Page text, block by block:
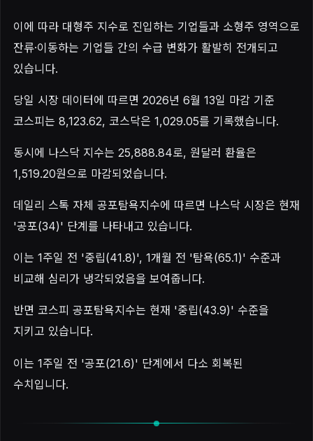
이에 따라 대형주 지수로 진입하는 기업들과 소형주 영역으로
잔류·이동하는 기업들 간의 수급 변화가 활발히 전개되고
있습니다.
당일 시장 데이터에 따르면 2026년 6월 13일 마감 기준
코스피는 8,123.62, 코스닥은 1,029.05를 기록했습니다.
동시에 나스닥 지수는 25,888.84로, 원달러 환율은
1,519.20원으로 마감되었습니다.
데일리 스톡 자체 공포탐욕지수에 따르면 나스닥 시장은 현재
'공포(34)' 단계를 나타내고 있습니다.
이는 1주일 전 '중립(41.8)', 1개월 전 '탐욕(65.1)' 수준과
비교해 심리가 냉각되었음을 보여줍니다.
반면 코스피 공포탐욕지수는 현재 '중립(43.9)' 수준을
지키고 있습니다.
이는 1주일 전 '공포(21.6)' 단계에서 다소 회복된
수치입니다.